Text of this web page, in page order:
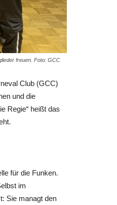
freuen. Foto: GCC
Club (GCC)
und die
Regie“ heißt das
für die Funken.
im
Sie managt den